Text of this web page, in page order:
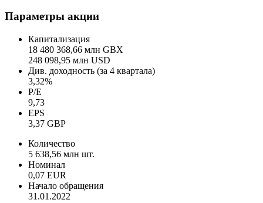
Параметры акции
Капитализация
18 480 368,66 млн GBX
248 098,95 млн USD
Див. доходность (за 4 квартала)
3,32%
P/E
9,73
EPS
3,37 GBP
Количество
5 638,56 млн шт.
Номинал
0,07 EUR
Начало обращения
31.01.2022